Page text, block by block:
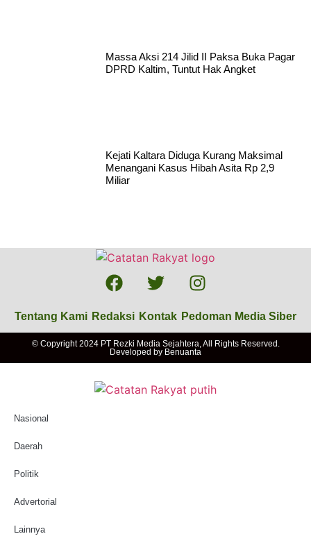
Massa Aksi 214 Jilid II Paksa Buka Pagar
DPRD Kaltim, Tuntut Hak Angket
Kejati Kaltara Diduga Kurang Maksimal
Menangani Kasus Hibah Asita Rp 2,9
Miliar
Tentang Kami Redaksi Kontak Pedoman Media Siber
© Copyright 2024 PT Rezki Media Sejahtera, All Rights Reserved.
Developed by Benuanta
Nasional
Daerah
Politik
Advertorial
Lainnya